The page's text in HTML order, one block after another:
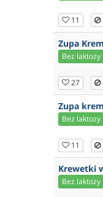
11
Zupa
Bez laktozy
27
Zupa
Bez laktozy
11
Krewetki
Bez laktozy